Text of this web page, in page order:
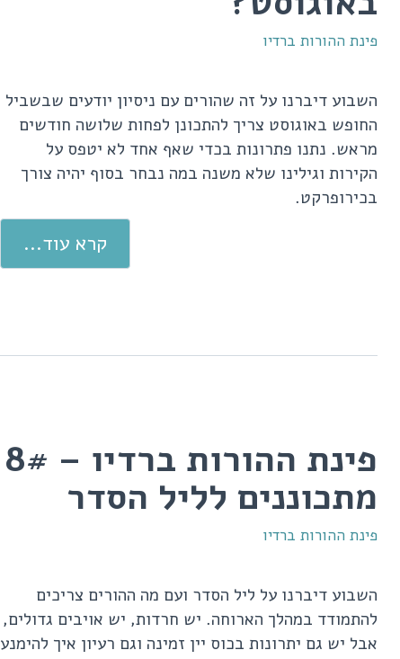
פינת ההורות ברדיו
השבוע דיברנו על זה שהורים עם ניסיון יודעים שבשביל
החופש באוגוסט צריך להתכונן לפחות שלושה חודשים
מראש. נתנו פתרונות בכדי שאף אחד לא יטפס על
הקירות וגילינו שלא משנה במה נבחר בסוף יהיה צורך
בכירופרקט.
קרא עוד...
פינת ההורות ברדיו – 8#
מתכוננים לליל הסדר
פינת ההורות ברדיו
השבוע דיברנו על ליל הסדר ועם מה ההורים צריכים
להתמודד במהלך הארוחה. יש חרדות, יש אויבים גדולים,
אבל יש גם יתרונות בכוס יין זמינה וגם רעיון איך להימנע